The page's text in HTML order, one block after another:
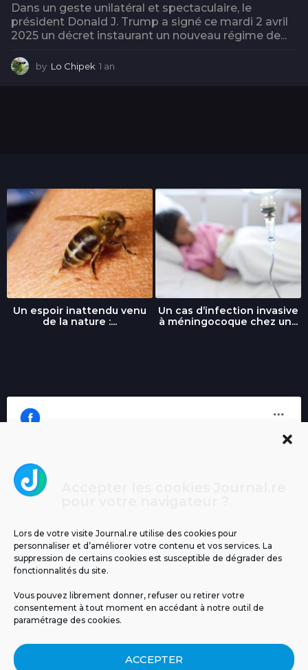
Lors de votre visite Journal.re utilise des cookies pour
personnaliser et d’améliorer votre contenu et vos services. La
suppression de certains cookies est susceptible de dégrader des
fonctionnalités du site.
Vous pouvez librement donner, refuser ou retirer votre
consentement à tout moment en accédant à notre outil de
paramétrage des cookies.
ACCEPTER
Dans un geste unilatéral et spectaculaire, le
président Donald J. Trump a signé ce mardi 2 avril
2025 un décret instaurant un nouveau régime de...
by Lo Chipek 1 an
Un espoir inattendu venu
de la nature :...
Un cas d’infection invasive
à méningocoque chez un...
MENTIONS LÉGALES PUBLICITÉ
BLOG
NOS ÉMISSIONS
POLITIQUE DE CONFIDENTIALITÉ